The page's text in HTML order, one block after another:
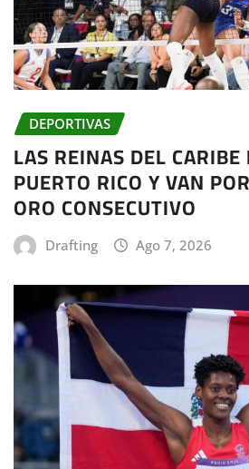
DEPORTIVAS
LAS REINAS DEL
PUERTO RICO Y VAN
ORO CONSECUTIVO
Drafting Ago 7, 2026